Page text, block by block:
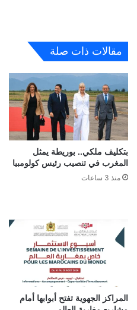
مقالات ذات صلة
بتكليف ملكي.. بوريطة يمثل
المغرب في تنصيب رئيس كولومبيا
منذ 3 ساعات
المراكز الجهوية تفتح أبوابها أمام